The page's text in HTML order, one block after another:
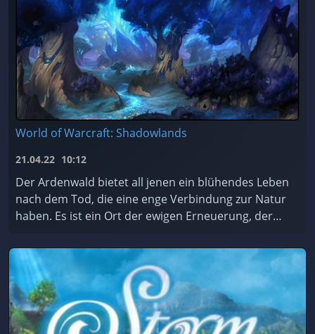
World of Warcraft: Shadowlands
21.04.22 10:12
Der Ardenwald bietet all jenen ein blühendes Leben
nach dem Tod, die eine enge Verbindung zur Natur
haben. Es ist ein Ort der ewigen Erneuerung, der
...